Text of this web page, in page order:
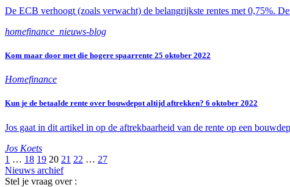
De ECB verhoogt (zoals verwacht) de belangrijkste rentes met 0,75%.
homefinance_nieuws-blog
Kom maar door met die hogere spaarrente 25 oktober 2022
Homefinance
Kun je de betaalde rente over bouwdepot altijd aftrekken? 6 oktober 2022
Jos gaat in dit artikel in op de aftrekbaarheid van de rente op een
Jos Koets
1 … 18 19 20 21 22 … 27
Nieuws archief
Stel je vraag over :